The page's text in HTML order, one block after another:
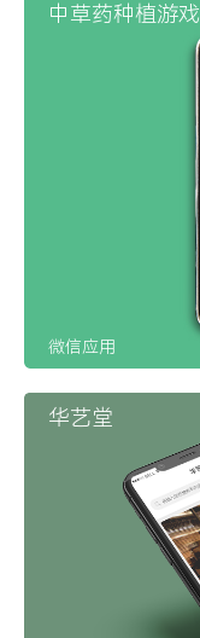
中草药种植游戏
微信应用
华艺堂